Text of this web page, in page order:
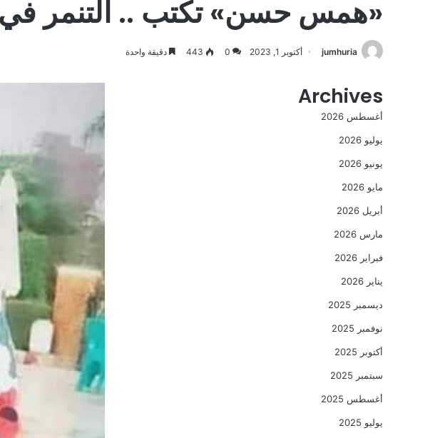
«همس حسن» تكتب .. التنمر في
jumhuria أكتوبر 1, 2023 0
443 دقيقة واحدة
Archives
أغسطس 2026
يوليو 2026
يونيو 2026
مايو 2026
أبريل 2026
مارس 2026
فبراير 2026
يناير 2026
ديسمبر 2025
نوفمبر 2025
أكتوبر 2025
سبتمبر 2025
أغسطس 2025
يوليو 2025